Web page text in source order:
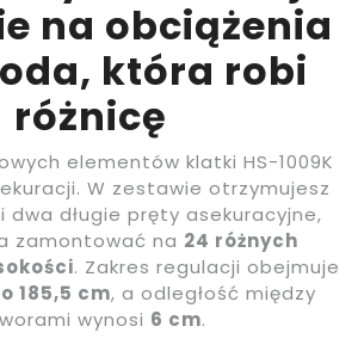
na obciążenia
która robi
różnicę
elementów klatki HS-1009K
W zestawie otrzymujesz
dwa długie pręty asekuracyjne,
zamontować na 24 różnych
. Zakres regulacji obejmuje
185,5 cm, a odległość między
wynosi 6 cm.